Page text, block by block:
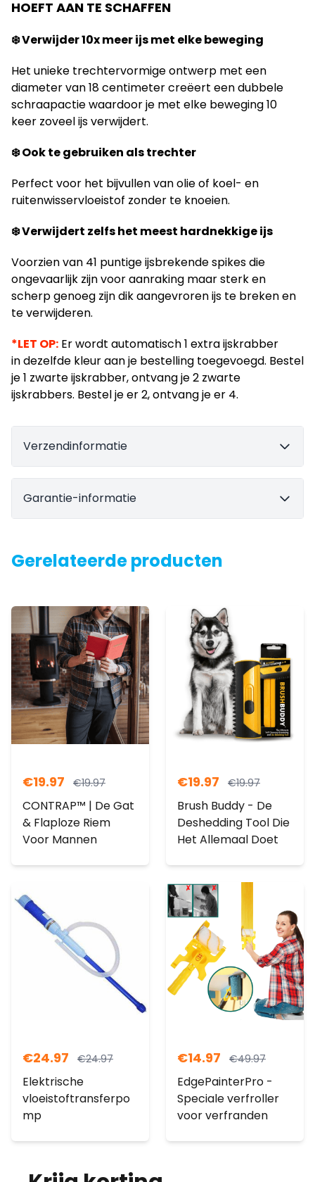
HOEFT AAN TE SCHAFFEN
❄️ Verwijder 10x meer ijs met elke beweging
Het unieke trechtervormige ontwerp met een
diameter van 18 centimeter creëert een dubbele
schraapactie waardoor je met elke beweging 10
keer zoveel ijs verwijdert.
❄️ Ook te gebruiken als trechter
Perfect voor het bijvullen van olie of koel- en
ruitenwisservloeistof zonder te knoeien.
❄️ Verwijdert zelfs het meest hardnekkige ijs
Voorzien van 41 puntige ijsbrekende spikes die
ongevaarlijk zijn voor aanraking maar sterk en
scherp genoeg zijn dik aangevroren ijs te breken en
te verwijderen.
*LET OP: Er wordt automatisch 1 extra ijskrabber
in dezelfde kleur aan je bestelling toegevoegd. Bestel
je 1 zwarte ijskrabber, ontvang je 2 zwarte
ijskrabbers. Bestel je er 2, ontvang je er 4.
Verzendinformatie
Garantie-informatie
Gerelateerde producten
€19.97 €19.97
CONTRAP™ | De Gat
& Flaploze Riem
Voor Mannen
€19.97 €19.97
Brush Buddy - De
Deshedding Tool Die
Het Allemaal Doet
€24.97 €24.97
Elektrische
vloeistoftransferpo
mp
€14.97 €49.97
EdgePainterPro -
Speciale verfroller
voor verfranden